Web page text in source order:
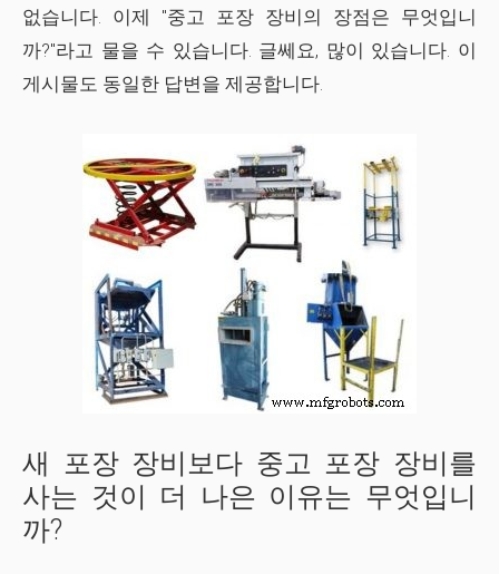
없습니다. 이제 "중고 포장 장비의 장점은 무엇입니
까?"라고 물을 수 있습니다. 글쎄요, 많이 있습니다. 이
게시물도 동일한 답변을 제공합니다.
새 포장 장비보다 중고 포장 장비를
사는 것이 더 나은 이유는 무엇입니
까?